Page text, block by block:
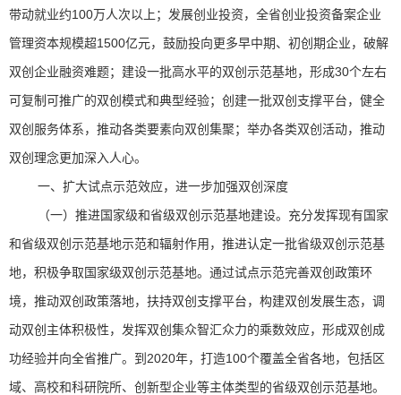
带动就业约100万人次以上；发展创业投资，全省创业投资备案企业
管理资本规模超1500亿元，鼓励投向更多早中期、初创期企业，破解
双创企业融资难题；建设一批高水平的双创示范基地，形成30个左右
可复制可推广的双创模式和典型经验；创建一批双创支撑平台，健全
双创服务体系，推动各类要素向双创集聚；举办各类双创活动，推动
双创理念更加深入人心。
一、扩大试点示范效应，进一步加强双创深度
（一）推进国家级和省级双创示范基地建设。充分发挥现有国家
和省级双创示范基地示范和辐射作用，推进认定一批省级双创示范基
地，积极争取国家级双创示范基地。通过试点示范完善双创政策环
境，推动双创政策落地，扶持双创支撑平台，构建双创发展生态，调
动双创主体积极性，发挥双创集众智汇众力的乘数效应，形成双创成
功经验并向全省推广。到2020年，打造100个覆盖全省各地，包括区
域、高校和科研院所、创新型企业等主体类型的省级双创示范基地。